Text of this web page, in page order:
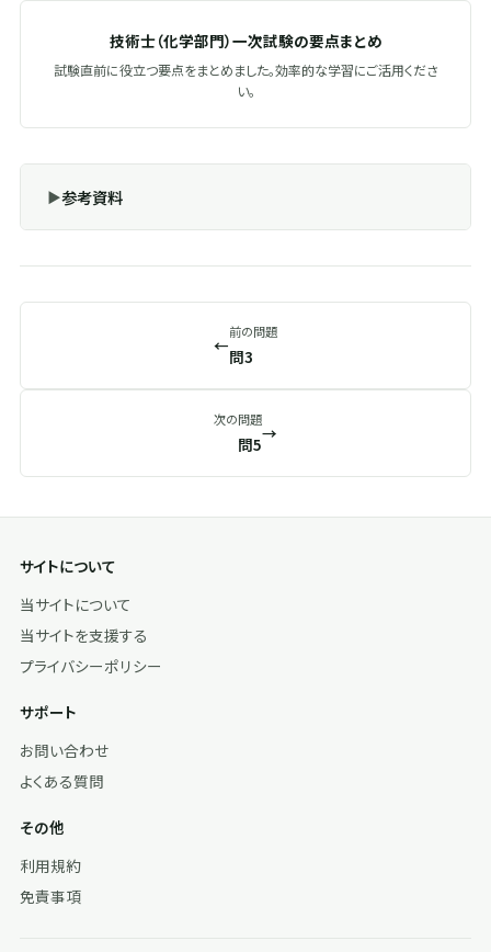
技術士（化学部門）一次試験の要点まとめ
試験直前に役立つ要点をまとめました。効率的な学習にご活用くださ
い。
参考資料
←
前の問題
問3
次の問題
問5
→
サイトについて
当サイトについて
当サイトを支援する
プライバシーポリシー
サポート
お問い合わせ
よくある質問
その他
利用規約
免責事項